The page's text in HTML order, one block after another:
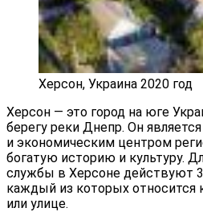
Херсон, Украина 2020 год
Херсон — это город на юге
берегу реки Днепр. Он
и экономическим центром
богатую историю и культуру.
службы в Херсоне действуют
каждый из которых относится
или улице.